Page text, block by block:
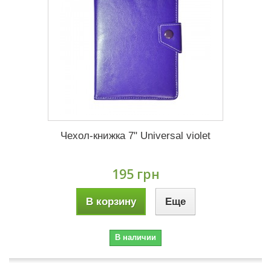
Чехол-книжка 7" Universal violet
195 грн
В корзину Еще
В наличии